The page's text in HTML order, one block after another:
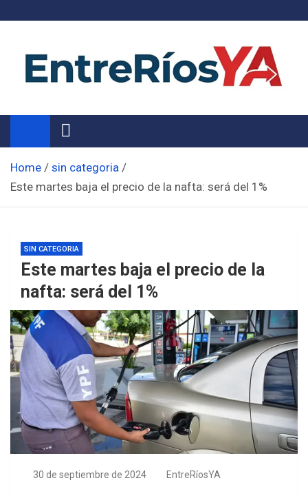
Noticias de Entre Ríos
Información de toda la provincia ahora
Home
sin categoria
Este martes baja el precio de la nafta: será del 1%
SIN CATEGORIA
Este martes baja el precio de la
nafta: será del 1%
30 de septiembre de 2024 EntreRíosYA